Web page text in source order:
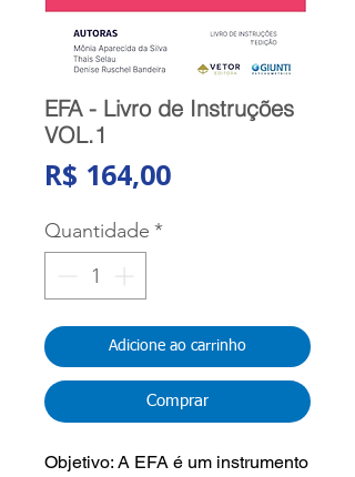
EFA - Livro de Instruções
VOL.1
R$ 164,00Preço
Quantidade *
Adicione ao carrinho
Comprar
Objetivo: A EFA é um instrumento